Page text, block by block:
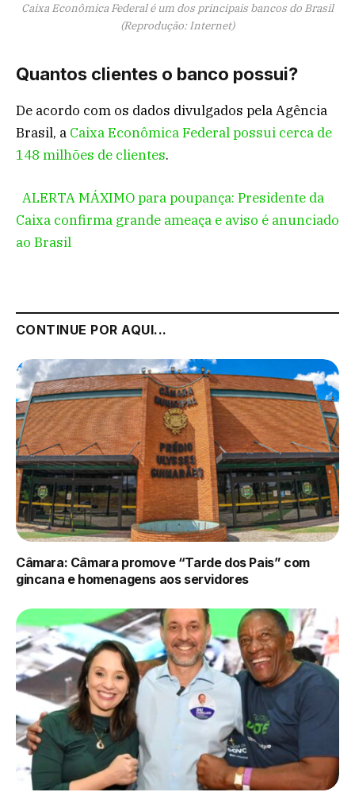
Caixa Econômica Federal é um dos principais bancos do Brasil
(Reprodução: Internet)
Quantos clientes o banco possui?
De acordo com os dados divulgados pela Agência
Brasil, a Caixa Econômica Federal possui cerca de
148 milhões de clientes.
ALERTA MÁXIMO para poupança: Presidente da
Caixa confirma grande ameaça e aviso é anunciado
ao Brasil
CONTINUE POR AQUI...
Câmara: Câmara promove “Tarde dos Pais” com
gincana e homenagens aos servidores